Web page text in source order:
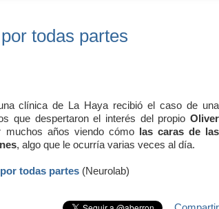
todas partes
clínica de La Haya recibió el caso de una
que despertaron el interés del propio Oliver
muchos años viendo cómo las caras de las
, algo que le ocurría varias veces al día.
todas partes (Neurolab)